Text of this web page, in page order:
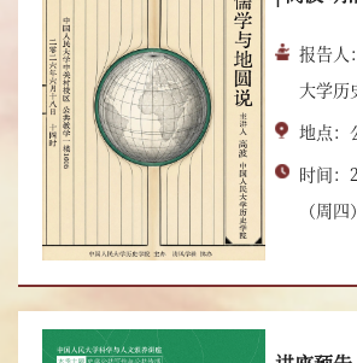
报告人
大学历
地点：
时间：
（周